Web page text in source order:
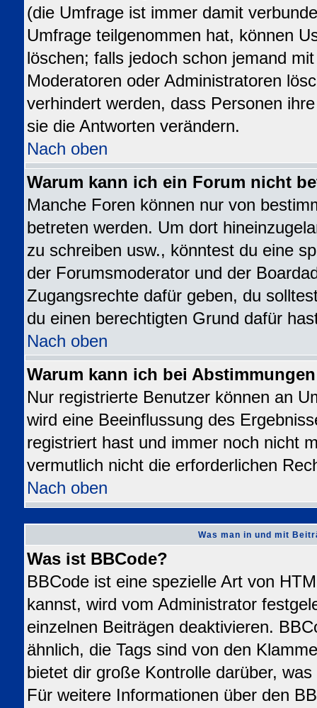
(die Umfrage ist immer damit
Umfrage teilgenommen hat, können
löschen; falls jedoch schon jemand
Moderatoren oder Administratoren
verhindert werden, dass Personen
sie die Antworten verändern.
Nach oben
Warum kann ich ein Forum nicht
Manche Foren können nur von
betreten werden. Um dort
zu schreiben usw., könntest du eine
der Forumsmoderator und der
Zugangsrechte dafür geben, du
du einen berechtigten Grund dafür
Nach oben
Warum kann ich bei
Nur registrierte Benutzer können an
wird eine Beeinflussung des
registriert hast und immer noch nicht
vermutlich nicht die erforderlichen
Nach oben
Was man in und mit
Was ist BBCode?
BBCode ist eine spezielle Art von
kannst, wird vom Administrator
einzelnen Beiträgen deaktivieren.
ähnlich, die Tags sind von den
bietet dir große Kontrolle darüber,
Für weitere Informationen über den